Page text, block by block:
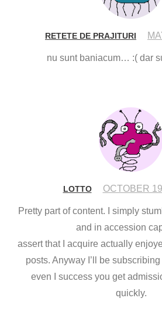
RETETE DE PRAJITURI
nu sunt baniacum… :( dar
LOTTO OCTOBER
Pretty part of content. I simply
and in accession
assert that I acquire actually
posts. Anyway I’ll be
even I success you get
quickly.